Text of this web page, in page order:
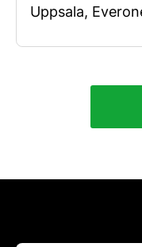
Uppsala,